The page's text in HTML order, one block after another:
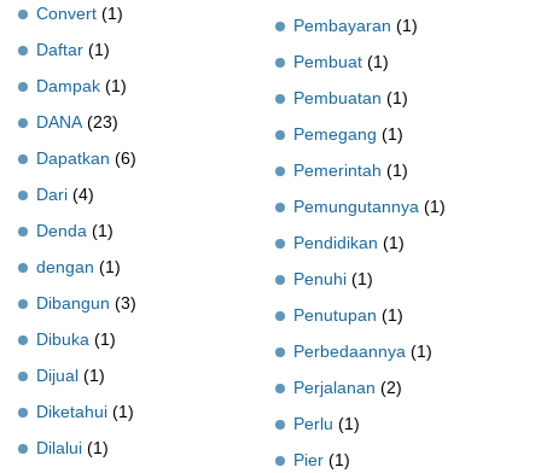
Convert (1)
Daftar (1)
Dampak (1)
DANA (23)
Dapatkan (6)
Dari (4)
Denda (1)
dengan (1)
Dibangun (3)
Dibuka (1)
Dijual (1)
Diketahui (1)
Dilalui (1)
Pembayaran (1)
Pembuat (1)
Pembuatan (1)
Pemegang (1)
Pemerintah (1)
Pemungutannya (1)
Pendidikan (1)
Penuhi (1)
Penutupan (1)
Perbedaannya (1)
Perjalanan (2)
Perlu (1)
Pier (1)